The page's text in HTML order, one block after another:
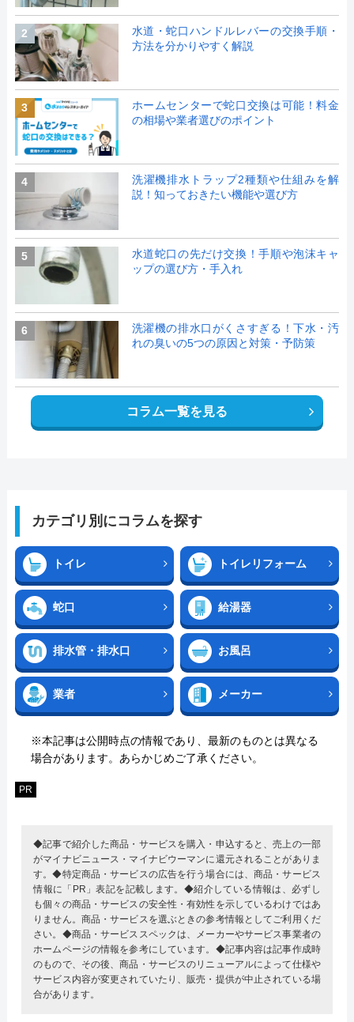
2
水道・蛇口ハンドルレバーの交換手順・
方法を分かりやすく解説
3
ホームセンターで蛇口交換は可能！料金
の相場や業者選びのポイント
4
洗濯機排水トラップ2種類や仕組みを解
説！知っておきたい機能や選び方
5
水道蛇口の先だけ交換！手順や泡沫キャ
ップの選び方・手入れ
6
洗濯機の排水口がくさすぎる！下水・汚
れの臭いの5つの原因と対策・予防策
コラム一覧を見る
カテゴリ別にコラムを探す
トイレ トイレリフォーム
蛇口 給湯器
排水管・排水口 お風呂
業者 メーカー
※本記事は公開時点の情報であり、最新のものとは異なる
場合があります。あらかじめご了承ください。
PR
◆記事で紹介した商品・サービスを購入・申込すると、売上の一部
がマイナビニュース・マイナビウーマンに還元されることがありま
す。◆特定商品・サービスの広告を行う場合には、商品・サービス
情報に「PR」表記を記載します。◆紹介している情報は、必ずし
も個々の商品・サービスの安全性・有効性を示しているわけではあ
りません。商品・サービスを選ぶときの参考情報としてご利用くだ
さい。◆商品・サービススペックは、メーカーやサービス事業者の
ホームページの情報を参考にしています。◆記事内容は記事作成時
のもので、その後、商品・サービスのリニューアルによって仕様や
サービス内容が変更されていたり、販売・提供が中止されている場
合があります。